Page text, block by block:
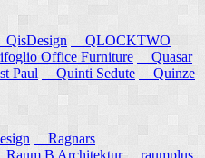
QisDesign
QLOCKTWO
Office Furniture
Quasar
Paul Quinti Sedute
Quinze
Ragnars